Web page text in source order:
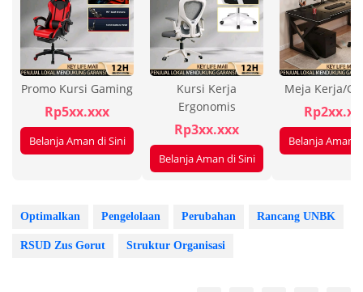
Promo Kursi Gaming
Rp5xx.xxx
Belanja Aman di Sini
Kursi Kerja
Ergonomis
Rp3xx.xxx
Belanja Aman di Sini
Meja Kerja/
Belanja Aman
Optimalkan Pengelolaan Perubahan Rancang UNBK
RSUD Zus Gorut Struktur Organisasi